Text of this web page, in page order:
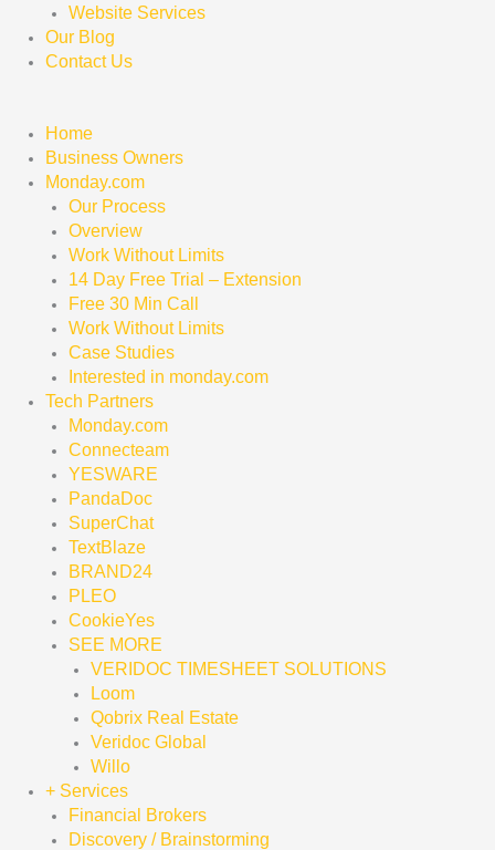
Website Services
Our Blog
Contact Us
Home
Business Owners
Monday.com
Our Process
Overview
Work Without Limits
14 Day Free Trial – Extension
Free 30 Min Call
Work Without Limits
Case Studies
Interested in monday.com
Tech Partners
Monday.com
Connecteam
YESWARE
PandaDoc
SuperChat
TextBlaze
BRAND24
PLEO
CookieYes
SEE MORE
VERIDOC TIMESHEET SOLUTIONS
Loom
Qobrix Real Estate
Veridoc Global
Willo
+ Services
Financial Brokers
Discovery / Brainstorming